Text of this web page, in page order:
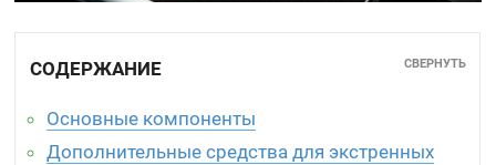
СОДЕРЖАНИЕ СВЕРНУТЬ
Основные компоненты
Дополнительные средства для экстренных